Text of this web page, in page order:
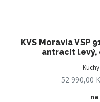
KVS Moravia VSP
antracit levý,
52 990,00